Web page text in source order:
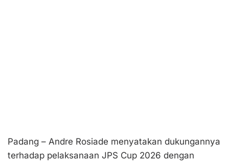
Padang – Andre Rosiade menyatakan dukungannya
terhadap pelaksanaan JPS Cup 2026 dengan